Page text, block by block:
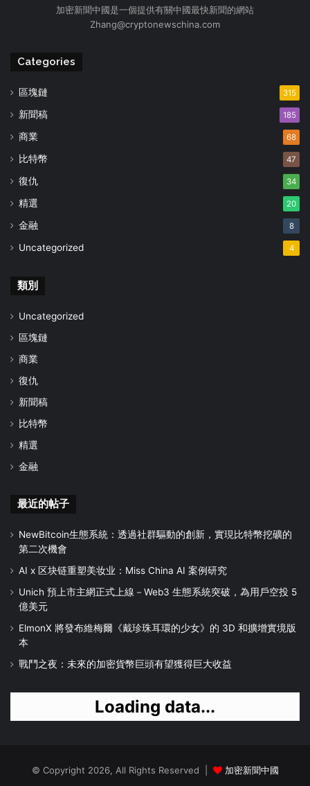
加密新聞中國是一個提供有關中國最快新聞的網站
Zhang@cryptonewschina.com
Categories
區塊鏈 315
新聞稿 185
商業 68
比特幣 47
復仇 34
精選 20
金融 8
Uncategorized 4
類別
Uncategorized
區塊鏈
商業
復仇
新聞稿
比特幣
精選
金融
最近的帖子
NewBitcoin生態系統：透過社群驅動的創新，實現比特幣挖礦的
第二次機會
AI x 区块链重塑美妆业：Miss China AI 案例研究
Unich 預上市主網正式上線－Web3 生態系統突破，為用戶空投 5
億美元
ElmonX 將發布維梅爾《戴珍珠耳環的少女》的 3D 和擴增實境版
本
戰鬥之夜：未來的加密貨幣巨頭有望獲得巨大收益
Loading data...
© Copyright 2026, All Rights Reserved | 加密新聞中國